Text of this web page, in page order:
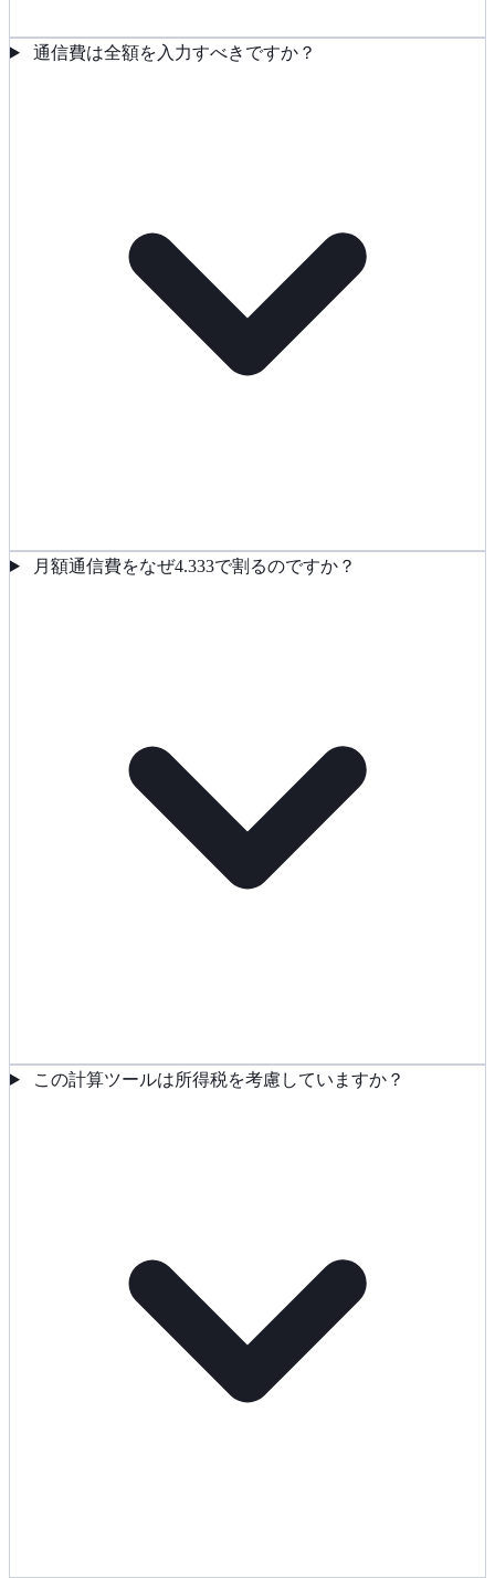
通信費は全額を入力すべきですか？
月額通信費をなぜ4.333で割るのですか？
この計算ツールは所得税を考慮していますか？